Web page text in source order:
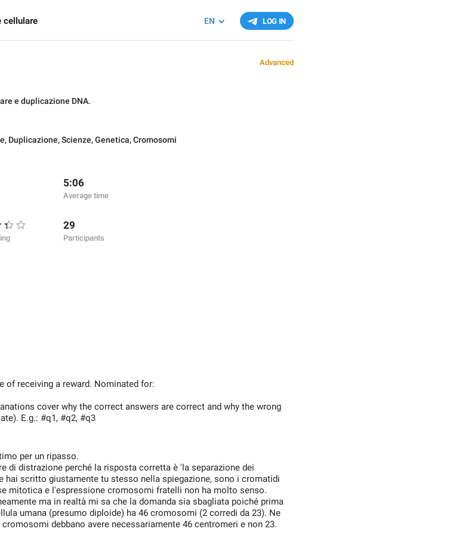
LOG IN
EN
cellulare
Advanced
e duplicazione DNA.
, Duplicazione,Scienze,Genetica,Cromosomi
5:06
Average time
29
Participants
of receiving a reward. Nominated for:
cover why the correct answers are correct and why the wrong
E.g.: #q1, #q2, #q3
per un ripasso.
di distrazione perché la risposta corretta è 'la separazione dei
hai scritto giustamente tu stesso nella spiegazione, sono i cromatidi
mitotica e l'espressione cromosomi fratelli non ha molto senso.
ma in realtà mi sa che la domanda sia sbagliata poiché prima
umana (presumo diploide) ha 46 cromosomi (2 corredi da 23). Ne
debbano avere necessariamente 46 centromeri e non 23.